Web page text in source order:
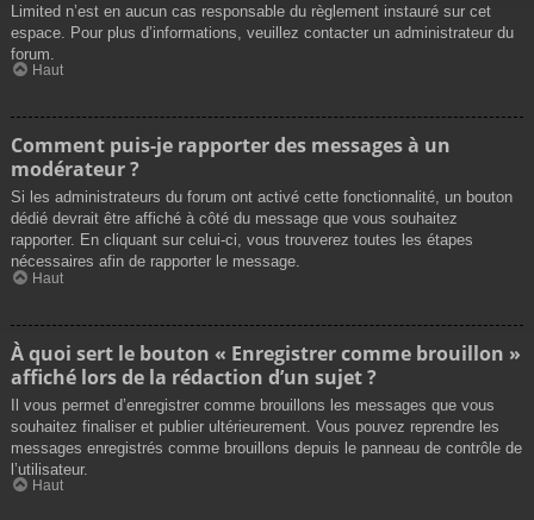
Limited n’est en aucun cas responsable du règlement instauré sur cet
espace. Pour plus d’informations, veuillez contacter un administrateur du
forum.
Haut
Comment puis-je rapporter des messages à un
modérateur ?
Si les administrateurs du forum ont activé cette fonctionnalité, un bouton
dédié devrait être affiché à côté du message que vous souhaitez
rapporter. En cliquant sur celui-ci, vous trouverez toutes les étapes
nécessaires afin de rapporter le message.
Haut
À quoi sert le bouton « Enregistrer comme brouillon »
affiché lors de la rédaction d’un sujet ?
Il vous permet d’enregistrer comme brouillons les messages que vous
souhaitez finaliser et publier ultérieurement. Vous pouvez reprendre les
messages enregistrés comme brouillons depuis le panneau de contrôle de
l’utilisateur.
Haut